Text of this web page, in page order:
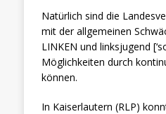
Natürlich sind die
mit der allgemeinen
LINKEN und linksjugend
Möglichkeiten durch
können.
In Kaiserlautern (RLP)